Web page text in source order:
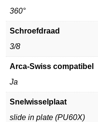
360°
Schroefdraad
3/8
Arca-Swiss compatibel
Ja
Snelwisselplaat
slide in plate (PU60X)